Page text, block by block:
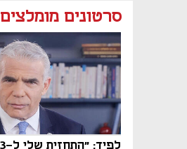
סרטונים מומלצים